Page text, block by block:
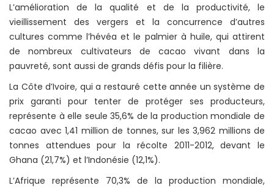
L’amélioration de la qualité et de la productivité, le
vieillissement des vergers et la concurrence d’autres
cultures comme l’hévéa et le palmier à huile, qui attirent
de nombreux cultivateurs de cacao vivant dans la
pauvreté, sont aussi de grands défis pour la filière.
La Côte d’Ivoire, qui a restauré cette année un système de
prix garanti pour tenter de protéger ses producteurs,
représente à elle seule 35,6% de la production mondiale de
cacao avec 1,41 million de tonnes, sur les 3,962 millions de
tonnes attendues pour la récolte 2011-2012, devant le
Ghana (21,7%) et l’Indonésie (12,1%).
L’Afrique représente 70,3% de la production mondiale,